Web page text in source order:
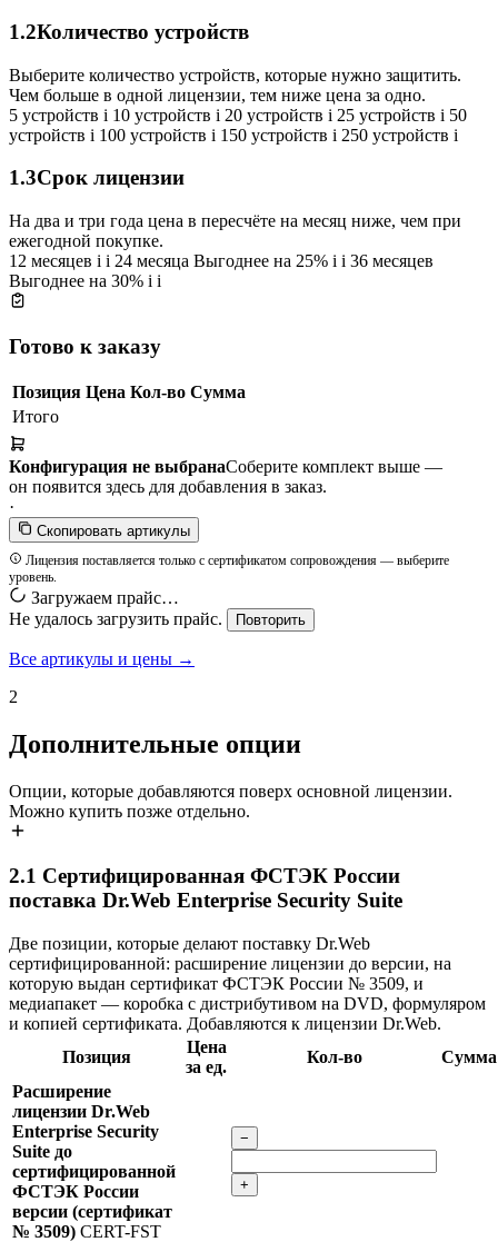
1.2Количество устройств
Выберите количество устройств, которые нужно защитить.
Чем больше в одной лицензии, тем ниже цена за одно.
5 устройств i 10 устройств i 20 устройств i 25 устройств i 50
устройств i 100 устройств i 150 устройств i 250 устройств i
1.3Срок лицензии
На два и три года цена в пересчёте на месяц ниже, чем при
ежегодной покупке.
12 месяцев i i 24 месяца Выгоднее на 25% i i 36 месяцев
Выгоднее на 30% i i
Готово к заказу
Позиция Цена Кол-во Сумма
Итого
Конфигурация не выбранаСоберите комплект выше —
он появится здесь для добавления в заказ.
·
Скопировать артикулы
Лицензия поставляется только с сертификатом сопровождения — выберите
уровень.
Загружаем прайс…
Не удалось загрузить прайс.
Повторить
Все артикулы и цены →
2
Дополнительные опции
Опции, которые добавляются поверх основной лицензии.
Можно купить позже отдельно.
2.1 Сертифицированная ФСТЭК России
поставка Dr.Web Enterprise Security Suite
Две позиции, которые делают поставку Dr.Web
сертифицированной: расширение лицензии до версии, на
которую выдан сертификат ФСТЭК России № 3509, и
медиапакет — коробка с дистрибутивом на DVD, формуляром
и копией сертификата. Добавляются к лицензии Dr.Web.
Позиция
Цена
за ед.
Кол-во
Сумма
Расширение
лицензии Dr.Web
Enterprise Security
Suite до
сертифицированной
ФСТЭК России
версии (сертификат
№ 3509) CERT-FST
−
+